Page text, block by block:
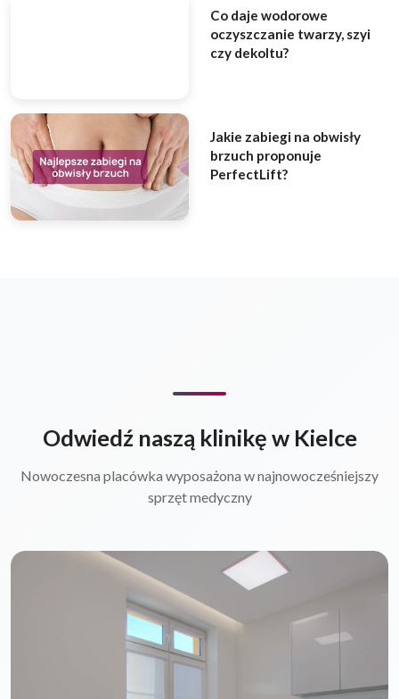
Co daje wodorowe
oczyszczanie twarzy, szyi
czy dekoltu?
Jakie zabiegi na obwisły
brzuch proponuje
PerfectLift?
Odwiedź naszą klinikę w Kielce
Nowoczesna placówka wyposażona w najnowocześniejszy
sprzęt medyczny